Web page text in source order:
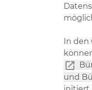
In
und